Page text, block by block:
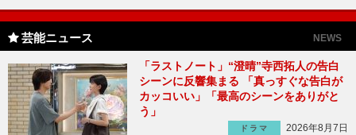
芸能ニュース NEWS
「ラストノート」“澄晴”寺西拓人の告白
シーンに反響集まる 「真っすぐな告白が
カッコいい」「最高のシーンをありがと
う」
ドラマ
2026年8月7日